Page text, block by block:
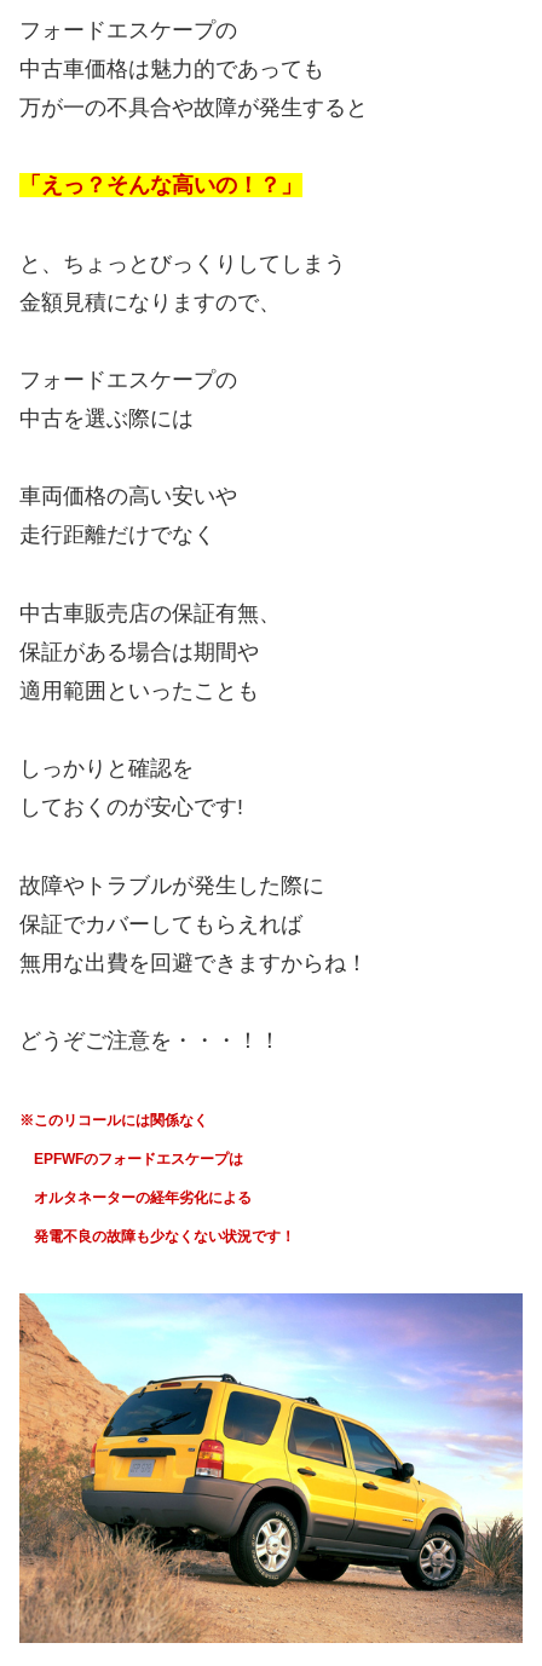
フォードエスケープの
中古車価格は魅力的であっても
万が一の不具合や故障が発生すると
「えっ？そんな高いの！？」
と、ちょっとびっくりしてしまう
金額見積になりますので、
フォードエスケープの
中古を選ぶ際には
車両価格の高い安いや
走行距離だけでなく
中古車販売店の保証有無、
保証がある場合は期間や
適用範囲といったことも
しっかりと確認を
しておくのが安心です!
故障やトラブルが発生した際に
保証でカバーしてもらえれば
無用な出費を回避できますからね！
どうぞご注意を・・・！！
※このリコールには関係なく
EPFWFのフォードエスケープは
オルタネーターの経年劣化による
発電不良の故障も少なくない状況です！